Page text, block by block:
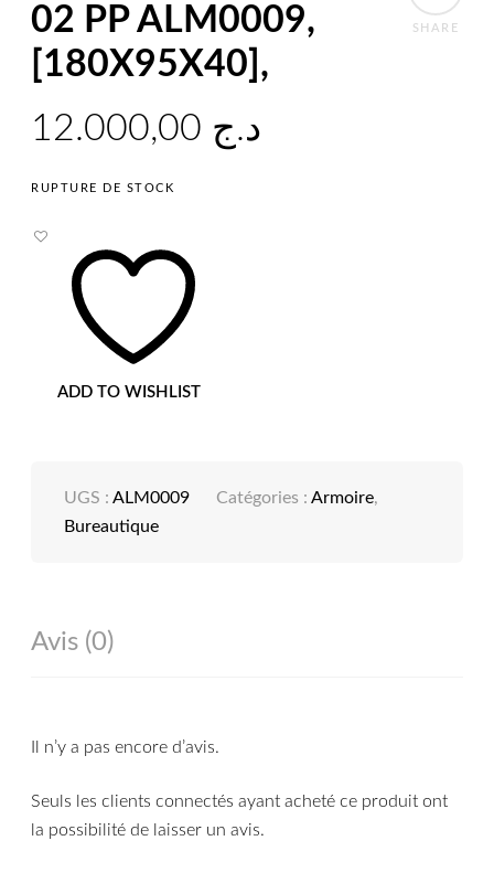
SHARE
02 PP ALM0009,
[180X95X40],
د.ج
RUPTURE DE STOCK
ADD TO WISHLIST
UGS :ALM0009 Catégories :Armoire,
Bureautique
Avis (0)
Il n’y a pas encore d’avis.
Seuls les clients connectés ayant acheté ce produit ont
la possibilité de laisser un avis.